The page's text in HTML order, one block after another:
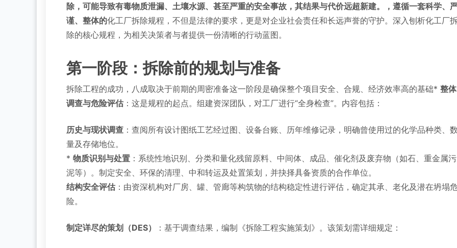
除，可能导致有毒物质泄漏、土壤水源、甚至严重的安全事故，其结果与代价远超新建。，遵循一套科学、
谨、整体的化工厂拆除规程，不但是法律的要求，更是对企业社会责任和长远声誉的守护。深入刨析化工厂
除的核心规程，为相关决策者与者提供一份清晰的行动蓝图。
第一阶段：拆除前的规划与准备
拆除工程的成功，八成取决于前期的周密准备这一阶段是确保整个项目安全、合规、经济效率高的基础* 整体
调查与危险评估：这是规程的起点。组建资深团队，对工厂进行“全身检查”。内容包括：
历史与现状调查：查阅所有设计图纸工艺经过图、设备台账、历年维修记录，明确曾使用过的化学品种类、数
量及存储地位。
* 物质识别与处置：系统性地识别、分类和量化残留原料、中间体、成品、催化剂及废弃物（如石、重金属污
泥等）。制定安全、环保的清理、中和转运及处置策划，并抉择具备资质的合作单位。
结构安全评估：由资深机构对厂房、罐、管廊等构筑物的结构稳定性进行评估，确定其承、老化及潜在坍塌
险。
制定详尽的策划（DES） ：基于调查结果，编制《拆除工程实施策划》。该策划需详细规定：